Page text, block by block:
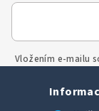
Vložením e-mailu